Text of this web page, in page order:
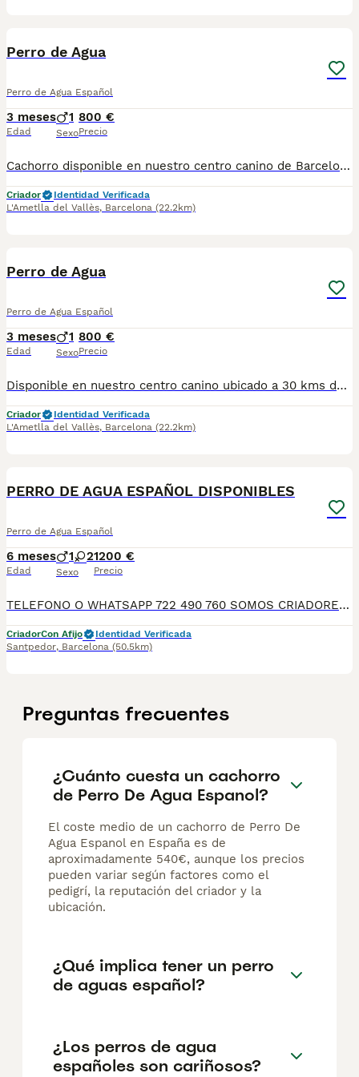
Perro de Agua
Perro de Agua Español
3 meses
Edad
1
Sexo
800 €
Precio
Cachorro disponible en nuestro centro canino de Barcelona!!. Precio final sin cambios de última hora, FACTURA con IVA incluido, cartilla veterinaria y contrato, sin sorpresas. El cachorro se entrega con todas las vacunas al día, desparasitado, con microchip y respaldado por una garantía vírica y genética por escrito. No ofrecemos envíos, pero estamos disponibles para responder tus preguntas a través de WhatsApp o llamada telefónica al 610318857. Ven a visitarlo sin compromiso a nuestro centro canino de Barcelona. Disponemos de los padres !! Raza PDAE o Turco Andaluz.
Criador
Identidad Verificada
L'Ametlla del Vallès, Barcelona (22.2km)
Perro de Agua
Perro de Agua Español
3 meses
Edad
1
Sexo
800 €
Precio
Disponible en nuestro centro canino ubicado a 30 kms de Barcelona!!. PRECIO FINAL SIN SORPRESAS DE ÚLTIMA HORA, FACTURA con IVA incluido, cartilla veterinaria y contrato. El cachorro se entrega con todas las vacunas al día, desparasitado, con microchip y respaldado por una garantía vírica y genética por escrito. No ofrecemos envíos,y estamos disponibles para responder tus preguntas a través de WhatsApp o llamada telefónica al 610318857. Ven a visitarlo sin compromiso a nuestro centro canino de Barcelona autorizado por la Generalitat de Catalunya !! Raza PDAE o Turco Andaluz.
Criador
Identidad Verificada
L'Ametlla del Vallès, Barcelona (22.2km)
PERRO DE AGUA ESPAÑOL DISPONIBLES
Perro de Agua Español
6 meses
Edad
1 2
Sexo
1200 €
Precio
TELEFONO O WHATSAPP 722 490 760 SOMOS CRIADORES DIRECTOS SIN INTERMEDIARIOS! MAS DE 20 AÑOS EN EL SECTOR NOS AVALAN, VALORANDO NO SOLO LA CRIA RESPONSABLE SI NO TAMBIEN LA SELECCIÓN PARA MEJORAR LA RAZA DURANTE TODOS ESTOS AÑOS. NUESTROS CACHORROS SE ENTREGAN PREVIAMENTE REVISADOS POR UN VETERINARIO PROFESIONAL Y BAJO LOS MAS ESTRICTOS CONTROLES DE SALUD, HACEMOS HINCAPIÉ EN SU SOCIABILIZACIÓN PARA SU CORRECTO DESARROLLO NEUROLOGICO! Y OS ASESORAMOS ANTES DURANTE Y DESPUES DE LA ENTREGA PARA QUE TODO SEA LO MAS AFABLE Y FACIL POSIBLE DURANTE LA ADAPTACION! NUESTROS BEBE SE ENTREGAN A PARTIR DE LOS DOS MESES CON SUS VACUNAS AL DIA, DESPARASITADOS Y CON GARANTIAS DE SALUD, MICROCHIP Y CARTILLA DE VACUNACION! SI BUSCAS UN COMPAÑERO SANO Y EQUILIBRADO ESTE ES EL LUGAR, TE ASESORAREMOS DURANTE TODO EL PROCESO NO DUDES EN CONSULTAR POR NUESTROS PEQUES AL 722 490 760
CriadorCon Afijo
Identidad Verificada
Santpedor, Barcelona (50.5km)
Preguntas frecuentes
¿Cuánto cuesta un cachorro
de Perro De Agua Espanol?
El coste medio de un cachorro de Perro De
Agua Espanol en España es de
aproximadamente 540€, aunque los precios
pueden variar según factores como el
pedigrí, la reputación del criador y la
ubicación.
¿Qué implica tener un perro
de aguas español?
¿Los perros de agua
españoles son cariñosos?